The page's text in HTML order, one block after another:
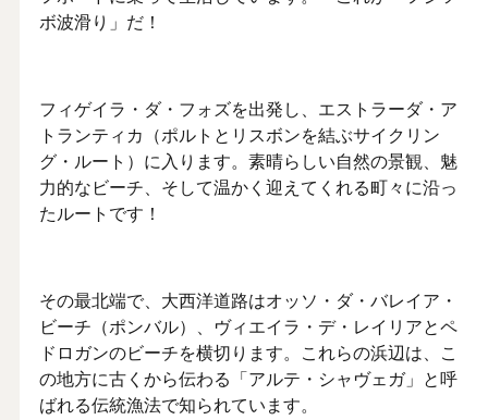
ボ波滑り」だ！
フィゲイラ・ダ・フォズを出発し、エストラーダ・ア
トランティカ（ポルトとリスボンを結ぶサイクリン
グ・ルート）に入ります。素晴らしい自然の景観、魅
力的なビーチ、そして温かく迎えてくれる町々に沿っ
たルートです！
その最北端で、大西洋道路はオッソ・ダ・バレイア・
ビーチ（ポンバル）、ヴィエイラ・デ・レイリアとペ
ドロガンのビーチを横切ります。これらの浜辺は、こ
の地方に古くから伝わる「アルテ・シャヴェガ」と呼
ばれる伝統漁法で知られています。